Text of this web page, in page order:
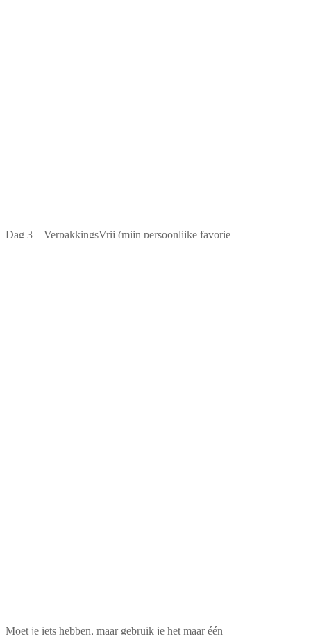
Dag 3 – VerpakkingsVrij (mijn persoonlijke favorie
Moet je iets hebben, maar gebruik je het maar één